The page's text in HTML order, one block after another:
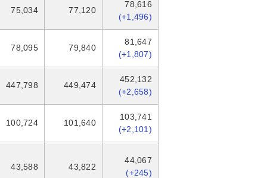
75,034 77,120
78,616
(+1,496)
78,095 79,840
81,647
(+1,807)
447,798 449,474
452,132
(+2,658)
100,724 101,640
103,741
(+2,101)
43,588 43,822
44,067
(+245)